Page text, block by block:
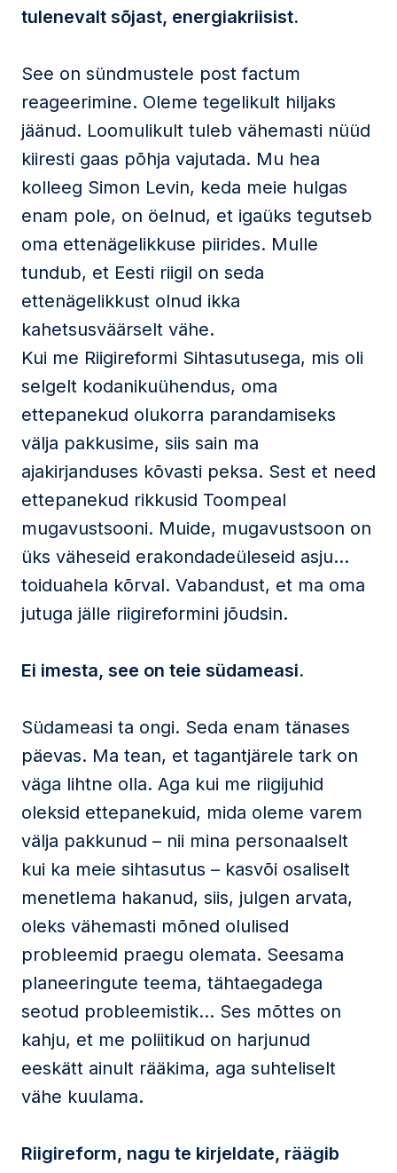
tulenevalt sõjast, energiakriisist.
See on sündmustele post factum
reageerimine. Oleme tegelikult hiljaks
jäänud. Loomulikult tuleb vähemasti nüüd
kiiresti gaas põhja vajutada. Mu hea
kolleeg Simon Levin, keda meie hulgas
enam pole, on öelnud, et igaüks tegutseb
oma ettenägelikkuse piirides. Mulle
tundub, et Eesti riigil on seda
ettenägelikkust olnud ikka
kahetsusväärselt vähe.
Kui me Riigireformi Sihtasutusega, mis oli
selgelt kodanikuühendus, oma
ettepanekud olukorra parandamiseks
välja pakkusime, siis sain ma
ajakirjanduses kõvasti peksa. Sest et need
ettepanekud rikkusid Toompeal
mugavustsooni. Muide, mugavustsoon on
üks väheseid erakondadeüleseid asju…
toiduahela kõrval. Vabandust, et ma oma
jutuga jälle riigireformini jõudsin.
Ei imesta, see on teie südameasi.
Südameasi ta ongi. Seda enam tänases
päevas. Ma tean, et tagantjärele tark on
väga lihtne olla. Aga kui me riigijuhid
oleksid ettepanekuid, mida oleme varem
välja pakkunud – nii mina personaalselt
kui ka meie sihtasutus – kasvõi osaliselt
menetlema hakanud, siis, julgen arvata,
oleks vähemasti mõned olulised
probleemid praegu olemata. Seesama
planeeringute teema, tähtaegadega
seotud probleemistik… Ses mõttes on
kahju, et me poliitikud on harjunud
eeskätt ainult rääkima, aga suhteliselt
vähe kuulama.
Riigireform, nagu te kirjeldate, räägib